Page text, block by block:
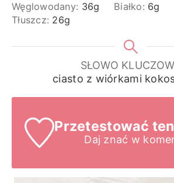
Węglowodany: 36g Białko: 6g
Tłuszcz: 26g
SŁOWO
ciasto z wiórkami
Przetestować
Daj znać w